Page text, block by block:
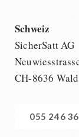
Schweiz
SicherSatt AG
CH-8636 Wald
055 246